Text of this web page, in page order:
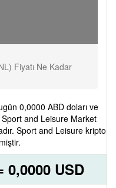
Fiyatı Ne Kadar
0,0000 ABD doları ve
Sport and Leisure Market
Sport and Leisure kripto
0,0000 USD